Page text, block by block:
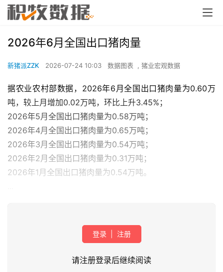
2026年6月全国出口猪肉量
新猪派ZZK 2026-07-24 10:03 数据图表 , 猪业宏观数据
据农业农村部数据，2026年6月全国出口猪肉量为0.60万
吨，较上月增加0.02万吨，环比上升3.45%；
2026年5月全国出口猪肉量为0.58万吨；
2026年4月全国出口猪肉量为0.65万吨；
2026年3月全国出口猪肉量为0.54万吨；
2026年2月全国出口猪肉量为0.31万吨；
2026年1月全国出口猪肉量为0.54万吨。
登录 注册
请注册登录后继续阅读